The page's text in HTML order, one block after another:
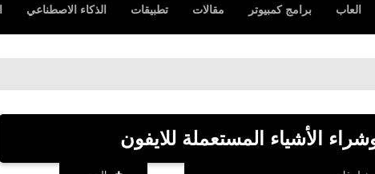
العاب برامج كمبيوتر مقالات تطبيقات الذكاء الاصطناعي